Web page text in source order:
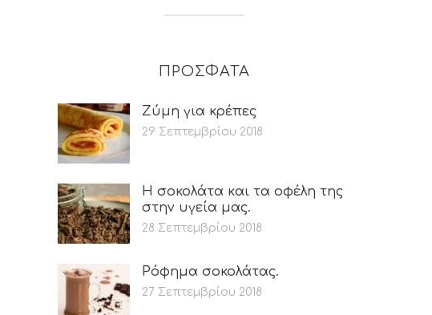
ΠΡΟΣΦΑΤΑ
Ζύμη για κρέπες
29 Σεπτεμβρίου 2018
Η σοκολάτα και τα οφέλη της
στην υγεία μας.
28 Σεπτεμβρίου 2018
Ρόφημα σοκολάτας.
27 Σεπτεμβρίου 2018